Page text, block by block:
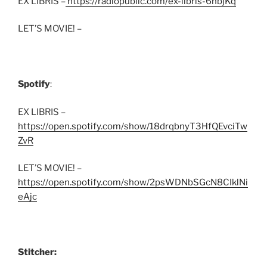
LET’S MOVIE! –
Spotify:
EX LIBRIS –
https://open.spotify.com/show/18drqbnyT3HfQEvciTw
ZvR
LET’S MOVIE! –
https://open.spotify.com/show/2psWDNbSGcN8CIklNi
eAjc
Stitcher: